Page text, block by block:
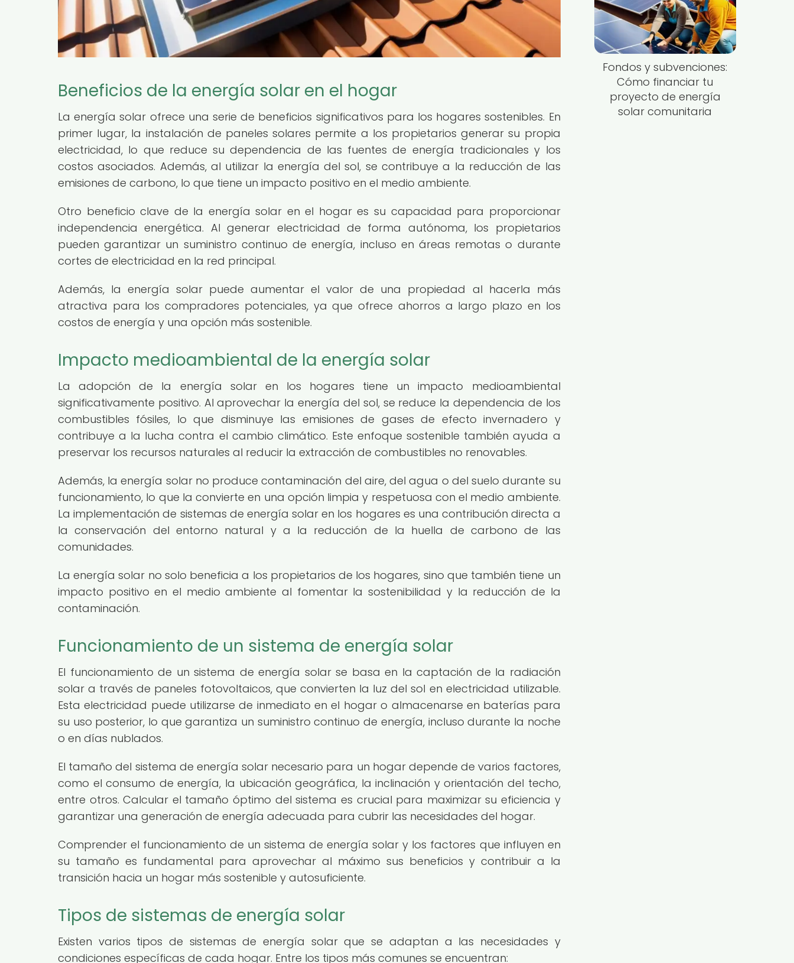
Beneficios de la energía solar en el hogar
La energía solar ofrece una serie de beneficios significativos para los hogares sostenibles. En
primer lugar, la instalación de paneles solares permite a los propietarios generar su propia
electricidad, lo que reduce su dependencia de las fuentes de energía tradicionales y los
costos asociados. Además, al utilizar la energía del sol, se contribuye a la reducción de las
emisiones de carbono, lo que tiene un impacto positivo en el medio ambiente.
Otro beneficio clave de la energía solar en el hogar es su capacidad para proporcionar
independencia energética. Al generar electricidad de forma autónoma, los propietarios
pueden garantizar un suministro continuo de energía, incluso en áreas remotas o durante
cortes de electricidad en la red principal.
Además, la energía solar puede aumentar el valor de una propiedad al hacerla más
atractiva para los compradores potenciales, ya que ofrece ahorros a largo plazo en los
costos de energía y una opción más sostenible.
Impacto medioambiental de la energía solar
La adopción de la energía solar en los hogares tiene un impacto medioambiental
significativamente positivo. Al aprovechar la energía del sol, se reduce la dependencia de los
combustibles fósiles, lo que disminuye las emisiones de gases de efecto invernadero y
contribuye a la lucha contra el cambio climático. Este enfoque sostenible también ayuda a
preservar los recursos naturales al reducir la extracción de combustibles no renovables.
Además, la energía solar no produce contaminación del aire, del agua o del suelo durante su
funcionamiento, lo que la convierte en una opción limpia y respetuosa con el medio ambiente.
La implementación de sistemas de energía solar en los hogares es una contribución directa a
la conservación del entorno natural y a la reducción de la huella de carbono de las
comunidades.
La energía solar no solo beneficia a los propietarios de los hogares, sino que también tiene un
impacto positivo en el medio ambiente al fomentar la sostenibilidad y la reducción de la
contaminación.
Funcionamiento de un sistema de energía solar
El funcionamiento de un sistema de energía solar se basa en la captación de la radiación
solar a través de paneles fotovoltaicos, que convierten la luz del sol en electricidad utilizable.
Esta electricidad puede utilizarse de inmediato en el hogar o almacenarse en baterías para
su uso posterior, lo que garantiza un suministro continuo de energía, incluso durante la noche
o en días nublados.
El tamaño del sistema de energía solar necesario para un hogar depende de varios factores,
como el consumo de energía, la ubicación geográfica, la inclinación y orientación del techo,
entre otros. Calcular el tamaño óptimo del sistema es crucial para maximizar su eficiencia y
garantizar una generación de energía adecuada para cubrir las necesidades del hogar.
Comprender el funcionamiento de un sistema de energía solar y los factores que influyen en
su tamaño es fundamental para aprovechar al máximo sus beneficios y contribuir a la
transición hacia un hogar más sostenible y autosuficiente.
Tipos de sistemas de energía solar
Existen varios tipos de sistemas de energía solar que se adaptan a las necesidades y
condiciones específicas de cada hogar. Entre los tipos más comunes se encuentran:
Fondos y subvenciones:
Cómo financiar tu
proyecto de energía
solar comunitaria